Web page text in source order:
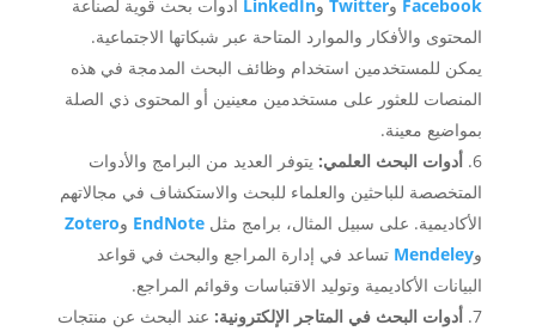
Facebook وTwitterوLinkedIn أدوات بحث قوية لصناعة
المحتوى والأفكار والموارد المتاحة عبر شبكاتها الاجتماعية.
يمكن للمستخدمين استخدام وظائف البحث المدمجة في هذه
المنصات للعثور على مستخدمين معينين أو المحتوى ذي الصلة
بمواضيع معينة.
أدوات البحث العلمي: يتوفر العديد من البرامج والأدوات
المتخصصة للباحثين والعلماء للبحث والاستكشاف في مجالاتهم
الأكاديمية. على سبيل المثال، برامج مثل EndNote وZotero
وMendeley تساعد في إدارة المراجع والبحث في قواعد
البيانات الأكاديمية وتوليد الاقتباسات وقوائم المراجع.
أدوات البحث في المتاجر الإلكترونية: عند البحث عن منتجات